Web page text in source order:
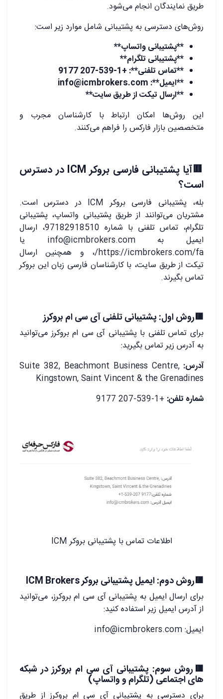
طریق نمایندگان انجام می‌شود.
روش‌های دسترسی به پشتیبانی شامل موارد زیر است:
**پشتیبانی واتساپ**
**پشتیبانی تلگرام**
**تماس تلفنی**: +1-539-207 9177
**ایمیل**: info@icmbrokers.com
**ارسال تیکت از طریق سایت**
این روش‌ها امکان ارتباط با کارشناسان مجرب و
متخصصین بازار فارکس را فراهم می‌کنند.
🟥آیا پشتیبانی فارسی بروکر ICM در دسترس
است؟
بله، پشتیبانی فارسی بروکر ICM در دسترس است.
مشتریان می‌توانند از طریق پشتیبانی واتساپ، پشتیبانی
تلگرام، تماس تلفنی با شماره 97182918510، ارسال
ایمیل بهinfo@icmbrokers.com یا
https://icmbrokers.com/fa/، و همچنین ارسال
تیکت از طریق سایت، با کارشناسان فارسی زبان این بروکر
تماس بگیرند.
🟥روش اول: پشتیبانی تلفنی آی سی ام بروکرز
برای تماس تلفنی با پشتیبانی آی سی ام بروکرز می‌توانید
به آدرس زیر تماس بگیرید:
آدرس: Suite 382, Beachmont Business Centre,
Kingstown, Saint Vincent & the Grenadines
شماره تلفن: +1-539-207 9177
اطلاعات تماس با پشتیبانی بروکر ICM
🟥روش دوم: ایمیل پشتیبانی بروکر ICM Brokers
برای ارسال ایمیل به پشتیبانی آی سی ام بروکرز، می‌توانید
از آدرس ایمیل زیر استفاده کنید:
ایمیل:info@icmbrokers.com
🟥روش سوم: پشتیبانی آی سی ام بروکرز در شبکه
های اجتماعی (تلگرام و واتساپ)
برای دسترسی به پشتیبانی آی سی ام بروکرز از طریق